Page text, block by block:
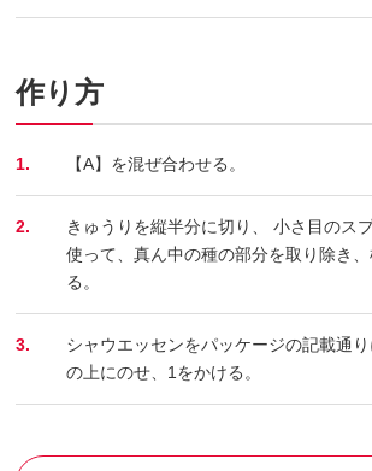
作り方
1. 【A】を混ぜ合わせる。
2.
きゅうりを縦半分に切り、 小さ目のス
使って、真ん中の種の部分を取り除き
る。
3.
シャウエッセンをパッケージの記載通
の上にのせ、1をかける。